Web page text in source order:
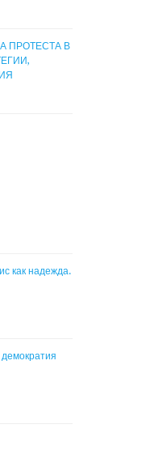
ПРОТЕСТА В
как надежда.